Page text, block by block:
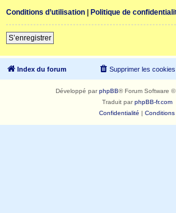
Conditions d’utilisation | Politique de
S’enregistrer
Index du forum Supprimer les cookies
Développé parphpBB® Forum Software
Traduit parphpBB-fr.com
Confidentialité | Conditions